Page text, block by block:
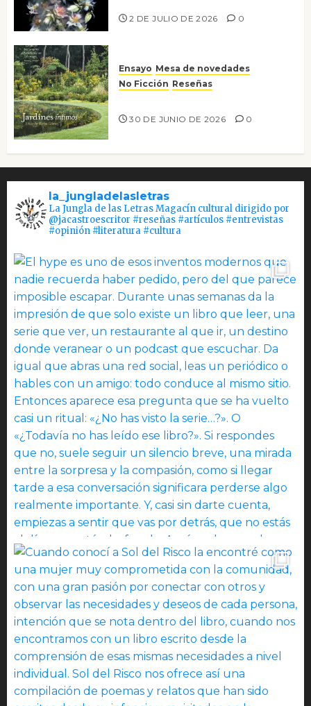
2 DE JULIO DE 2026 0
Ensayo Mesa de novedades
No Ficción Reseñas
30 DE JUNIO DE 2026 0
la_jungladelasletras
La Jungla de las Letras Magacín cultural dirigido por
@jacastroescritor #reseñas #artículos #entrevistas
#opinión #literatura #cultura